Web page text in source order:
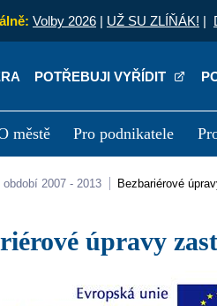
Volby 2026 | UŽ SU ZLÍŇÁK! |
POTŘEBUJI VYŘÍDIT
městě Pro podnikatele
Kariéra
období 2007 - 2013 Bezbariérové
úpravy